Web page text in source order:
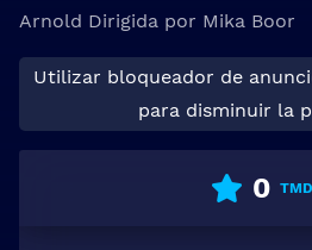
Arnold Dirigida por Mika Boor
Utilizar bloqueador de
para disminuir la
0